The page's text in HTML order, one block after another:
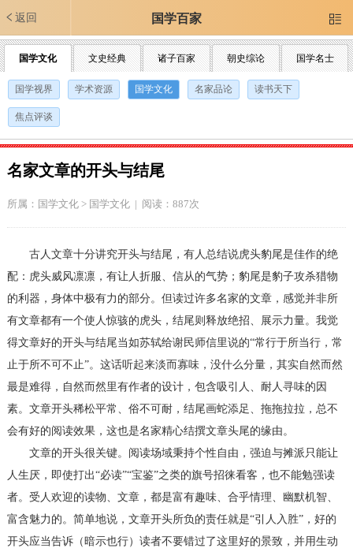
返回 国学百家 
国学文化 文史经典 诸子百家 朝史综论 国学名士
国学视界 学术资源 国学文化 名家品论 读书天下
焦点评谈
名家文章的开头与结尾
所属： 国学文化> 国学文化| 阅读：887次
古人文章十分讲究开头与结尾，有人总结说虎头豹尾是佳作的绝
配：虎头威风凛凛，有让人折服、信从的气势；豹尾是豹子攻杀猎物
的利器，身体中极有力的部分。但读过许多名家的文章，感觉并非所
有文章都有一个使人惊骇的虎头，结尾则释放绝招、展示力量。我觉
得文章好的开头与结尾当如苏轼给谢民师信里说的“常行于所当行，常
止于所不可不止”。这话听起来淡而寡味，没什么分量，其实自然而然
最是难得，自然而然里有作者的设计，包含吸引人、耐人寻味的因
素。文章开头稀松平常、俗不可耐，结尾画蛇添足、拖拖拉拉，总不
会有好的阅读效果，这也是名家精心结撰文章头尾的缘由。
文章的开头很关键。阅读场域秉持个性自由，强迫与摊派只能让
人生厌，即使打出“必读”“宝鉴”之类的旗号招徕看客，也不能勉强读
者。受人欢迎的读物、文章，都是富有趣味、合乎情理、幽默机智、
富含魅力的。简单地说，文章开头所负的责任就是“引人入胜”，好的
开头应当告诉（暗示也行）读者不要错过了这里好的景致，并用生动